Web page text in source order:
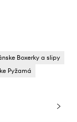
Boxerky a slipy
Pyžamá